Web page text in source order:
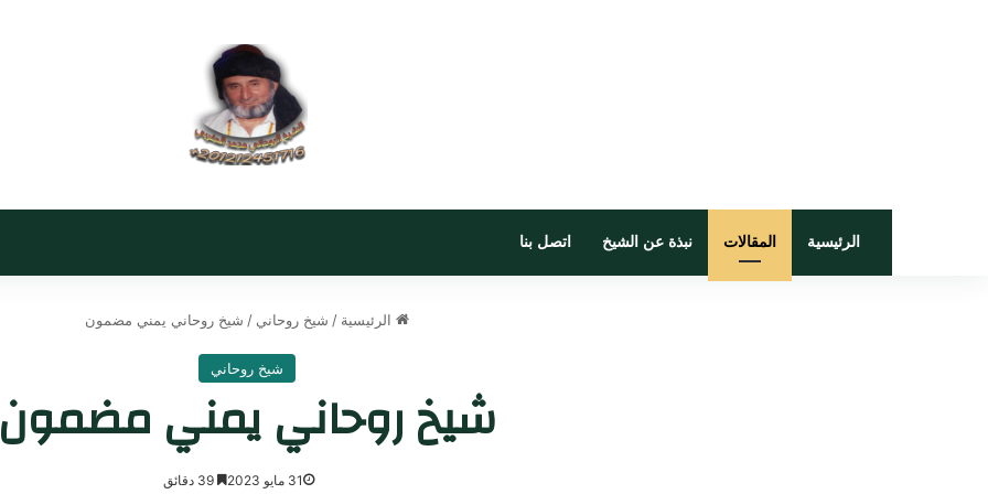
الرئيسية المقالات نبذة عن الشيخ اتصل بنا
الرئيسية / شيخ روحاني / شيخ روحاني يمني مضمون
شيخ روحاني
شيخ روحاني يمني مضمون
31 مايو 2023